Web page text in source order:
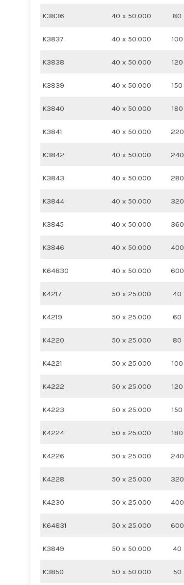
K3836 40 x 50.000 80
K3837 40 x 50.000 100
K3838 40 x 50.000 120
K3839 40 x 50.000 150
K3840 40 x 50.000 180
K3841 40 x 50.000 220
K3842 40 x 50.000 240
K3843 40 x 50.000 280
K3844 40 x 50.000 320
K3845 40 x 50.000 360
K3846 40 x 50.000 400
K64830 40 x 50.000 600
K4217 50 x 25.000 40
K4219 50 x 25.000 60
K4220 50 x 25.000 80
K4221 50 x 25.000 100
K4222 50 x 25.000 120
K4223 50 x 25.000 150
K4224 50 x 25.000 180
K4226 50 x 25.000 240
K4228 50 x 25.000 320
K4230 50 x 25.000 400
K64831 50 x 25.000 600
K3849 50 x 50.000 40
K3850 50 x 50.000 50